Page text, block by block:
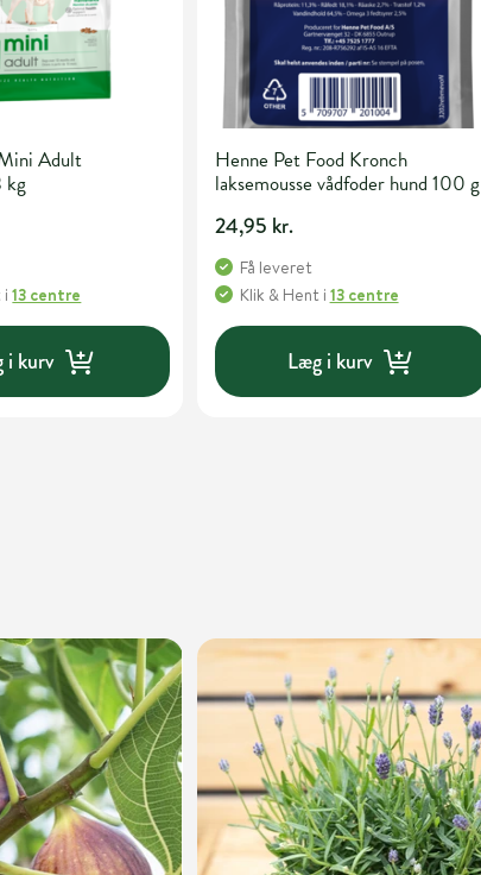
Adult
kg
i13 centre
i kurv
Henne Pet Food Kronch
laksemousse vådfoder hund 100 g
24,95 kr.
Få leveret
Klik & Hent i 13 centre
Læg i kurv